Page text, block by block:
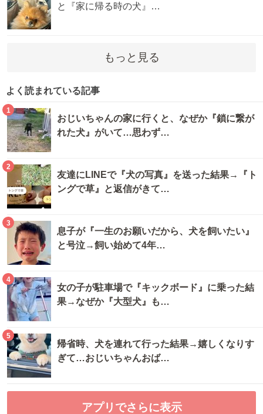
と『家に帰る時の犬』…
もっと見る
よく読まれている記事
1
おじいちゃんの家に行くと、なぜか『鎖に繋が
れた犬』がいて…思わず…
2
友達にLINEで『犬の写真』を送った結果→『ト
ングで草』と返信がきて…
3
息子が『一生のお願いだから、犬を飼いたい』
と号泣→飼い始めて4年…
4
女の子が駐車場で『キックボード』に乗った結
果→なぜか『大型犬』も…
5
帰省時、犬を連れて行った結果→嬉しくなりす
ぎて…おじいちゃんおば…
アプリでさらに表示